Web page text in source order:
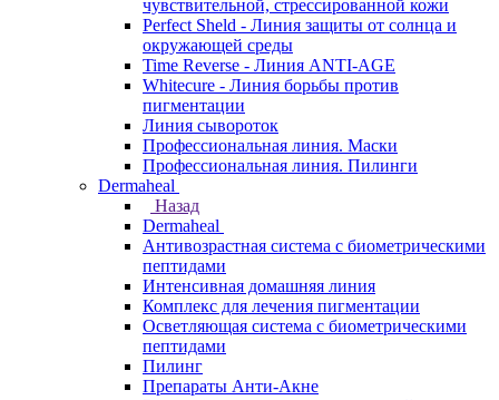
чувствительной, стрессированной кожи
Perfect Sheld - Линия защиты от солнца и
окружающей среды
Time Reverse - Линия ANTI-AGE
Whitecure - Линия борьбы против
пигментации
Линия сывороток
Профессиональная линия. Маски
Профессиональная линия. Пилинги
Dermaheal
Назад
Dermaheal
Антивозрастная система с биометрическими
пептидами
Интенсивная домашняя линия
Комплекс для лечения пигментации
Осветляющая система с биометрическими
пептидами
Пилинг
Препараты Анти-Акне